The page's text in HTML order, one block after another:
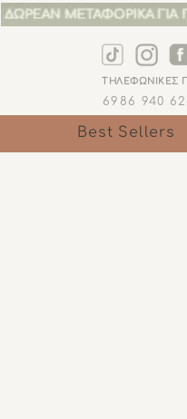
6986 940 6
ΤΗΛΕΦΩΝΙΚΕΣ
Best Sellers